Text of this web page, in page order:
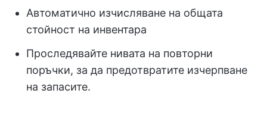
Автоматично изчисляване на общата
стойност на инвентара
Проследявайте нивата на повторни
поръчки, за да предотвратите изчерпване
на запасите.